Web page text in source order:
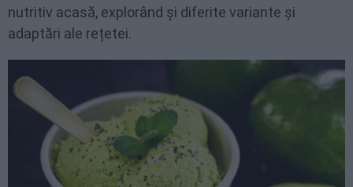
nutritiv acasă, explorând și diferite variante și
adaptări ale rețetei.